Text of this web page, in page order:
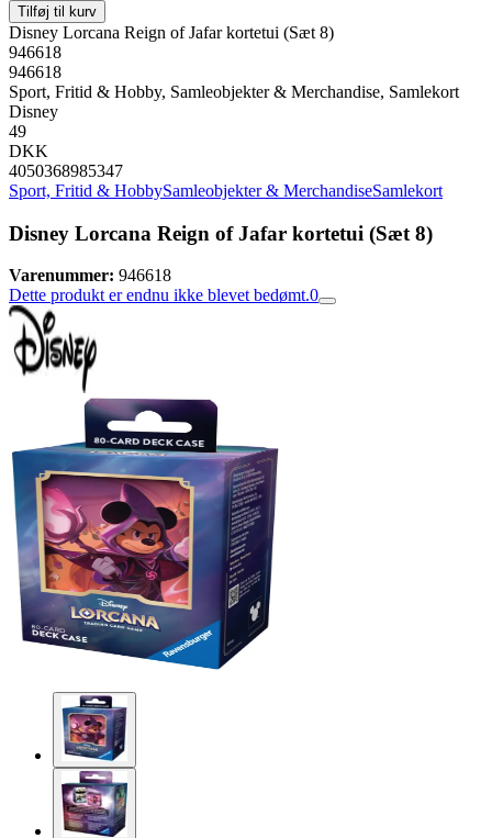
Tilføj til kurv
Disney Lorcana Reign of Jafar kortetui (Sæt 8)
946618
946618
Sport, Fritid & Hobby, Samleobjekter & Merchandise, Samlekort
Disney
49
DKK
4050368985347
Sport, Fritid & HobbySamleobjekter & MerchandiseSamlekort
Disney Lorcana Reign of Jafar kortetui (Sæt 8)
Varenummer: 946618
Dette produkt er endnu ikke blevet bedømt.0